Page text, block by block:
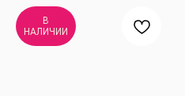
В
НАЛИЧИИ